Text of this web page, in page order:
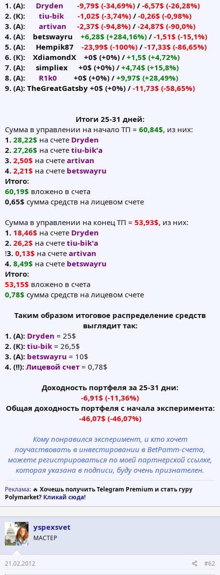
1. (А): Dryden -9,79$ (-34,69%) / -6,57$ (-26,28%)
2. (К):
tiu-bik -1,02$ (-3,74%) / -0,26$ (-0,98%)
3. (А):
artivan -2,37$ (-94,8%) / -24,87$ (-90,0%)
4. (А):
betswayru +6,28$ (+284,16%) / -1,51$ (-15,1%)
5. (А):
Hempik87 -23,99$ (-100%) / -17,33$ (-86,65%)
6. (К):
XdiamondX +0$ (+0%) / +1,5$ (+4,72%)
7. (А):
simpliex +0$ (+0%) / +4,74$ (+15,8%)
8. (А):
R1k0 +0$ (+0%) / +9,97$ (+28,49%)
9. (А): TheGreatGatsby +0$ (+0%) / -11,73$ (-58,65%)
Итоги 25-31 дней:
Сумма в управлении на начало ТП = 60,84$, из них:
1. 28,22$ на счете Dryden
2. 27,26$ на счете tiu-bik'а
3. 2,50$ на счете artivan
4. 2,21$ на счете betswayru
Итого:
60,19$ вложено в счета
0,65$ сумма средств на лицевом счете
Сумма в управлении на конец ТП = 53,93$, из них:
1. 18,46$ на счете Dryden
2. 26,2$ на счете tiu-bik'а
!3. 0,13$ на счете artivan
4. 8,49$ на счете betswayru
Итого:
53,15$ вложено в счета
0,78$ сумма средств на лицевом счете
Таким образом итоговое распределение средств
выглядит так:
1. (А): Dryden = 25$
2. (К): tiu-bik = 26,5$
3. (А): betswayru = 10$
4. (!!): Лицевой счет = 0,78$
Доходность портфеля за 25-31 дни:
-6,91$ (-11,36%)
Общая доходность портфеля с начала эксперимента:
-46,07$ (-46,07%)
Кому понравился эксперимент, и кто хочет
поучаствовать в инвестировании в BetPamm-счета,
можете регистрироваться по моей партнерской ссылке,
которая указана в подписи, буду очень признателен.​
Реклама: 🔥 Хочешь получить Telegram Premium и стать гуру
Polymarket? Кликай сюда!
yspexsvet
МАСТЕР
21.02.2012 #62